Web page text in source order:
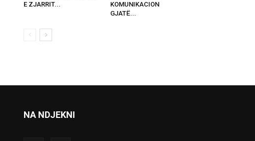
E ZJARRIT...
KOMUNIKACION
GJATË...
NA NDJEKNI